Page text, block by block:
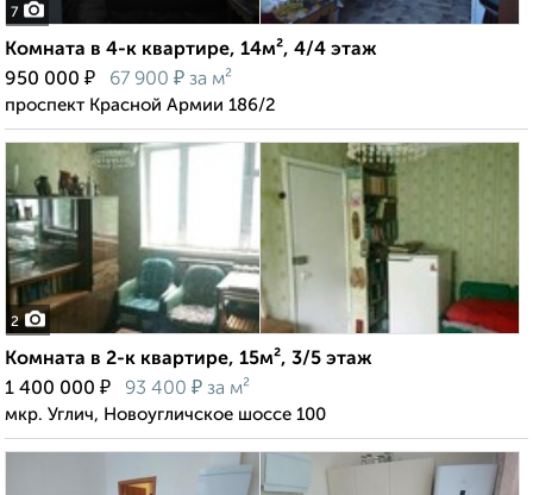
7
Комната в 4-к квартире, 14м², 4/4 этаж
950 000 ₽ 67 900 ₽ за м²
проспект Красной Армии 186/2
2
Комната в 2-к квартире, 15м², 3/5 этаж
1 400 000 ₽ 93 400 ₽ за м²
мкр. Углич, Новоугличское шоссе 100